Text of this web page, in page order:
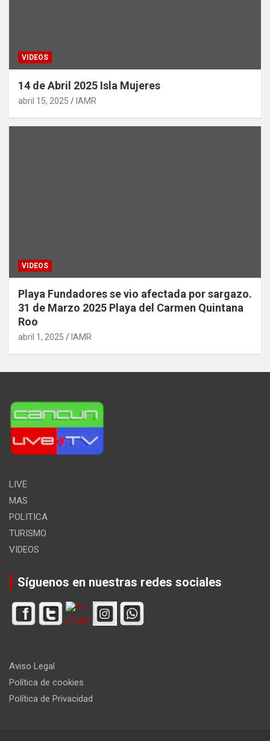
VIDEOS
14 de Abril 2025 Isla Mujeres
abril 15, 2025 IAMR
VIDEOS
Playa Fundadores se vio afectada por sargazo.
31 de Marzo 2025 Playa del Carmen Quintana
Roo
abril 1, 2025 IAMR
LIVE
MAS
POLITICA
TURISMO
VIDEOS
Síguenos en nuestras redes sociales
Aviso Legal
Política de cookies
Política de Privacidad